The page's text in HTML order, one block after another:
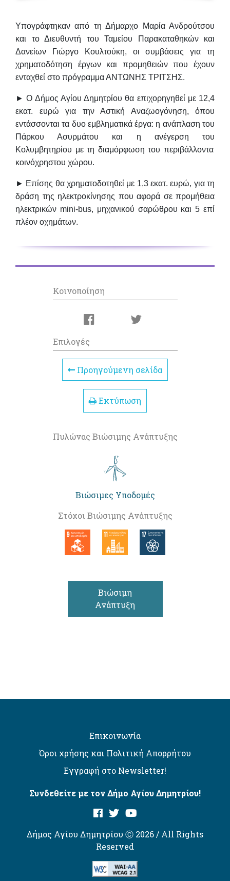
Υπογράφτηκαν από τη Δήμαρχο
Μαρία Ανδρούτσου
και το Διευθυντή του Ταμείου Παρακαταθηκών και
Δανείων
Γιώργο Κουλτούκη, οι συμβάσεις για τη
χρηματοδότηση έργων και προμηθειών που έχουν
ενταχθεί στο πρόγραμμα ΑΝΤΩΝΗΣ ΤΡΙΤΣΗΣ.
► Ο Δήμος Αγίου Δημητρίου θα επιχορηγηθεί με 12,4
εκατ. ευρώ για την Αστική Αναζωογόνηση, όπου
εντάσσονται τα δυο εμβληματικά έργα: η ανάπλαση του
Πάρκου Ασυρμάτου και η ανέγερση του
Κολυμβητηρίου με τη διαμόρφωση του περιβάλλοντα
κοινόχρηστου χώρου.
► Επίσης θα χρηματοδοτηθεί με 1,3 εκατ. ευρώ, για τη
δράση της ηλεκτροκίνησης που αφορά σε προμήθεια
ηλεκτρικών mini-bus, μηχανικού σαρώθρου και 5 επί
πλέον οχημάτων.
Κοινοποίηση
Επιλογές
Προηγούμενη σελίδα
Εκτύπωση
Πυλώνας Βιώσιμης Ανάπτυξης
Βιώσιμες Υποδομές
Στόχοι Βιώσιμης Ανάπτυξης
Βιώσιμη
Ανάπτυξη
Επικοινωνία
Όροι χρήσης και Πολιτική Απορρήτου
Εγγραφή στο Newsletter!
Συνδεθείτε με τον Δήμο Αγίου Δημητρίου!
Δήμος Αγίου Δημητρίου Ⓒ 2026 / All Rights
Reserved